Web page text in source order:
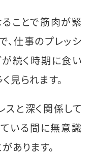
ことで筋肉が緊
、仕事のプレッシ
続く時期に食い
見られます。
と深く関係して
ている間に無意識
あります。